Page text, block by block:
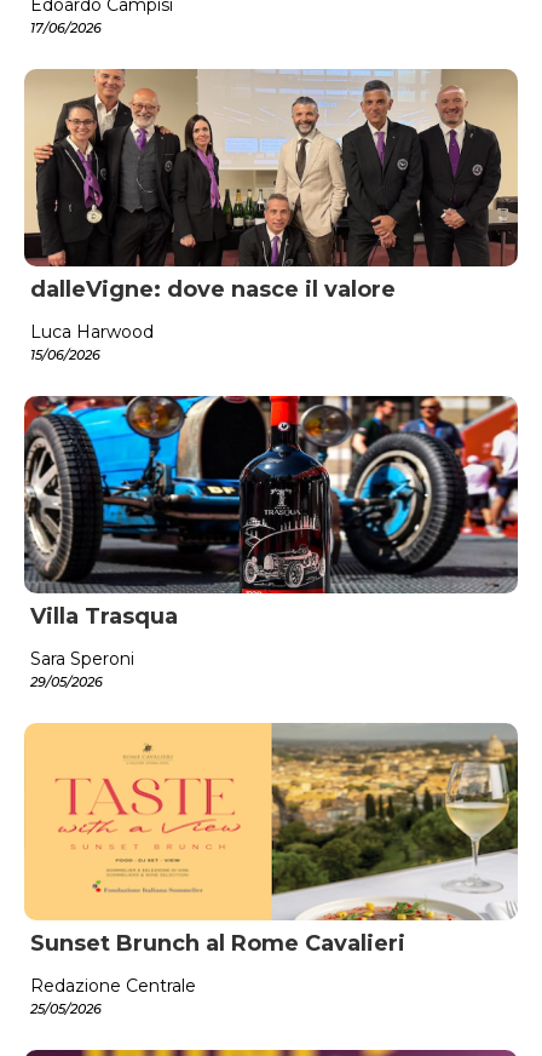
Edoardo Campisi
17/06/2026
dalleVigne: dove nasce il valore
Luca Harwood
15/06/2026
Villa Trasqua
Sara Speroni
29/05/2026
Sunset Brunch al Rome Cavalieri
Redazione Centrale
25/05/2026